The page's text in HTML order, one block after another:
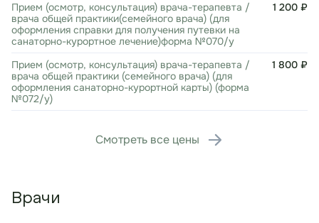
Прием (осмотр, консультация) врача-терапевта /
врача общей практики(семейного врача) (для
оформления справки для получения путевки на
санаторно-курортное лечение)форма №070/у
1 200 ₽
Прием (осмотр, консультация) врача-терапевта /
врача общей практики (семейного врача) (для
оформления санаторно-курортной карты) (форма
№072/у)
1 800 ₽
Смотреть все цены
Врачи